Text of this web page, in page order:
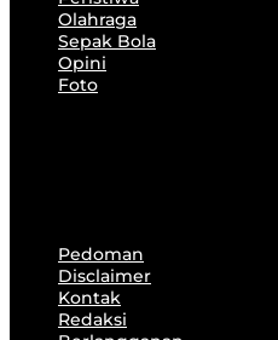
Olahraga
Sepak Bola
Opini
Foto
Pedoman
Disclaimer
Kontak
Redaksi